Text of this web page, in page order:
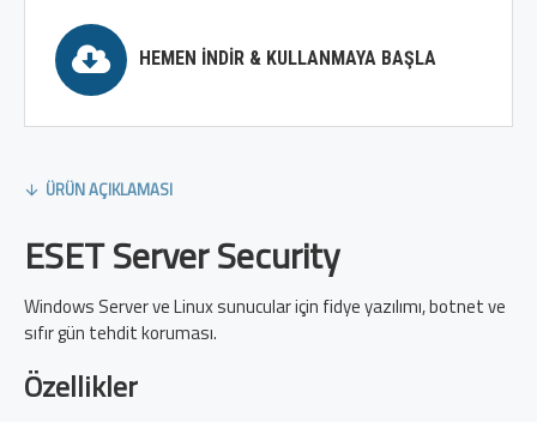
HEMEN İNDIR & KULLANMAYA BAŞLA
ÜRÜN AÇIKLAMASI
ESET Server Security
Windows Server ve Linux sunucular için fidye yazılımı, botnet ve
sıfır gün tehdit koruması.
Özellikler